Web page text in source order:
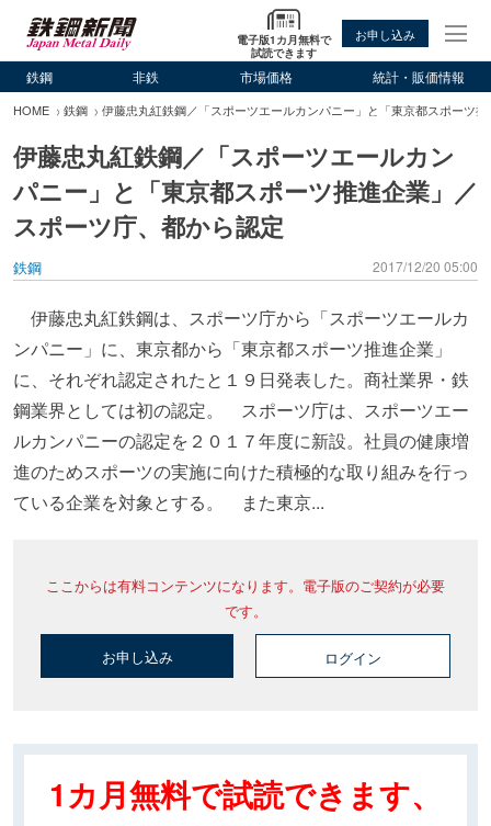
電子版1カ月無料で
試読できます
お申し込み
鉄鋼 非鉄 市場価格 統計・販価情報
HOME 鉄鋼 伊藤忠丸紅鉄鋼／「スポーツエールカンパニー」と「東京都スポーツ
伊藤忠丸紅鉄鋼／「スポーツエールカン
パニー」と「東京都スポーツ推進企業」／
スポーツ庁、都から認定
鉄鋼 2017/12/20 05:00
伊藤忠丸紅鉄鋼は、スポーツ庁から「スポーツエールカ
ンパニー」に、東京都から「東京都スポーツ推進企業」
に、それぞれ認定されたと１９日発表した。商社業界・鉄
鋼業界としては初の認定。 スポーツ庁は、スポーツエー
ルカンパニーの認定を２０１７年度に新設。社員の健康増
進のためスポーツの実施に向けた積極的な取り組みを行っ
ている企業を対象とする。 また東京...
ここからは有料コンテンツになります。電子版のご契約が必要
です。
お申し込み ログイン
1カ月無料で試読できます、